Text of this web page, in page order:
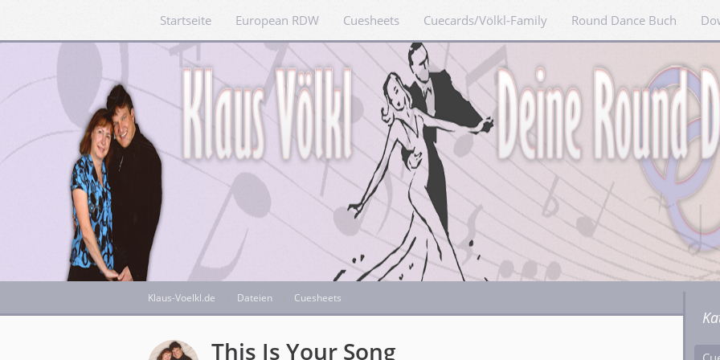
Startseite European RDW Cuesheets Cuecards/Völkl-Family Round Dance Buch
Klaus-Voelkl.de Dateien Cuesheets
This Is Your Song